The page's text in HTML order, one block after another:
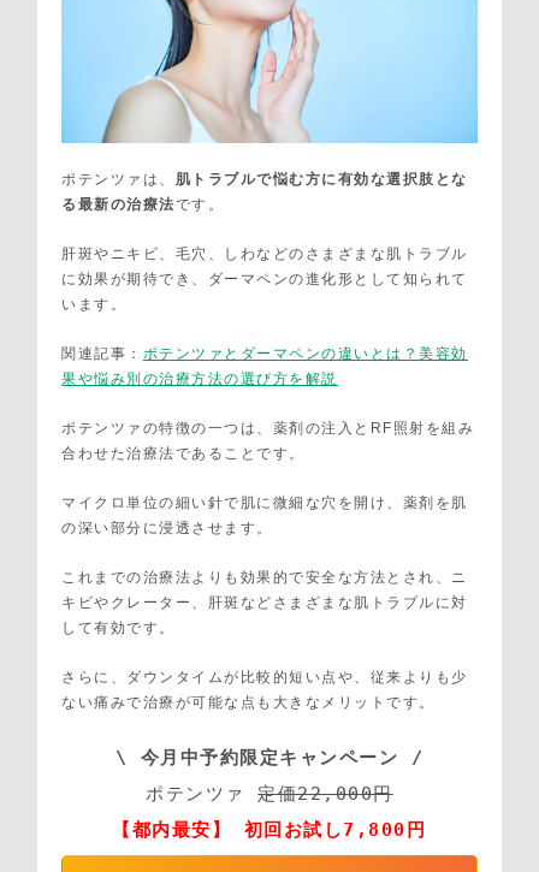
ポテンツァは、 肌トラブルで悩む方に有効な選択肢とな
る最新の治療法です。
肝斑やニキビ、毛穴、しわなどのさまざまな肌トラブル
に効果が期待でき、ダーマペンの進化形として知られて
います。
関連記事： ポテンツァとダーマペンの違いとは？美容効
果や悩み別の治療方法の選び方を解説
ポテンツァの特徴の一つは、薬剤の注入とRF照射を組み
合わせた治療法であることです。
マイクロ単位の細い針で肌に微細な穴を開け、薬剤を肌
の深い部分に浸透させます。
これまでの治療法よりも効果的で安全な方法とされ、ニ
キビやクレーター、肝斑などさまざまな肌トラブルに対
して有効です。
さらに、ダウンタイムが比較的短い点や、従来よりも少
ない痛みで治療が可能な点も大きなメリットです。
\ 今月中予約限定キャンペーン /
ポテンツァ 定価22,000円
【都内最安】 初回お試し7,800円